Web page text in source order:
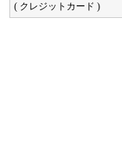
( クレジットカード )